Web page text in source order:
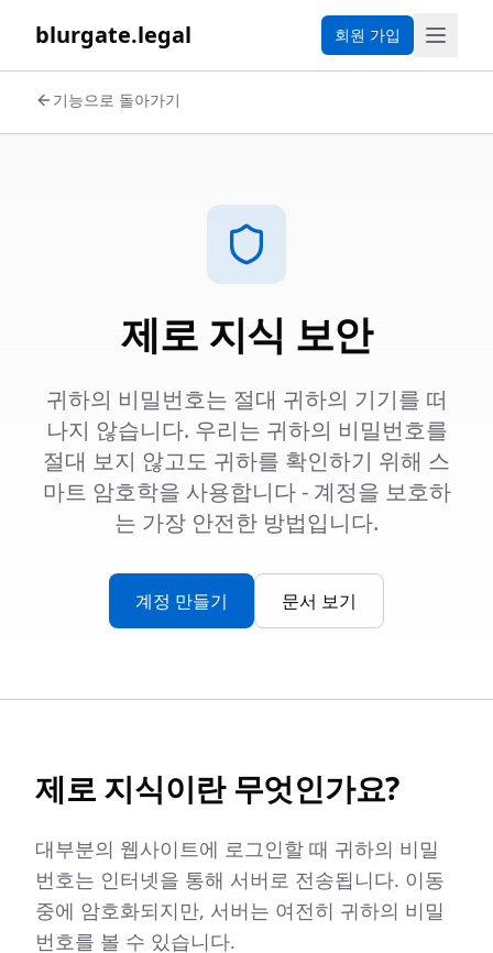
blurgate.legal 회원 가입
기능으로 돌아가기
제로 지식 보안
귀하의 비밀번호는 절대 귀하의 기기를 떠
나지 않습니다. 우리는 귀하의 비밀번호를
절대 보지 않고도 귀하를 확인하기 위해 스
마트 암호학을 사용합니다 - 계정을 보호하
는 가장 안전한 방법입니다.
계정 만들기 문서 보기
제로 지식이란 무엇인가요?
대부분의 웹사이트에 로그인할 때 귀하의 비밀
번호는 인터넷을 통해 서버로 전송됩니다. 이동
중에 암호화되지만, 서버는 여전히 귀하의 비밀
번호를 볼 수 있습니다.